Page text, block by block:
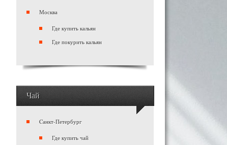
Москва
Где купить кальян
Где покурить кальян
Чай
Cанкт-Петербург
Где купить чай